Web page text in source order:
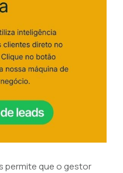
permite que o gestor